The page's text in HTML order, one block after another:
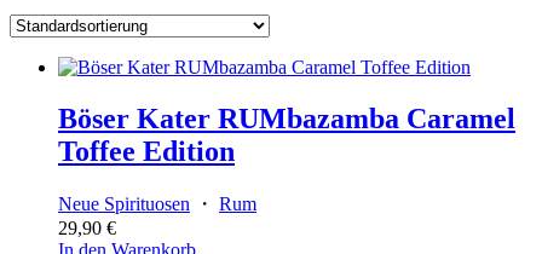
Böser Kater RUMbazamba Caramel
Toffee Edition
Neue Spirituosen ・ Rum
29,90 €